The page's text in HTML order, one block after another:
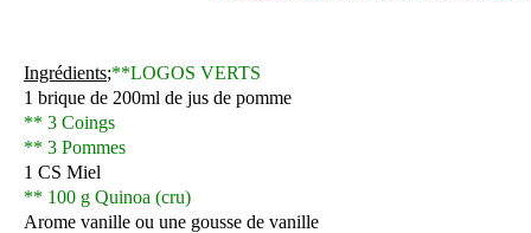
Ingrédients;**LOGOS VERTS
1 brique de 200ml de jus de pomme
** 3 Coings
** 3 Pommes
1 CS Miel
** 100 g Quinoa (cru)
Arome vanille ou une gousse de vanille